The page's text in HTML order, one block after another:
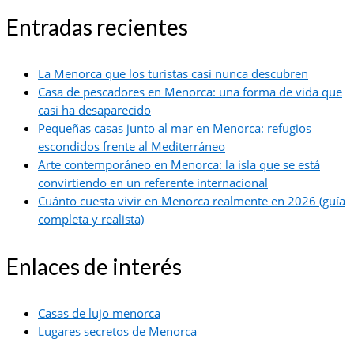
Entradas recientes
La Menorca que los turistas casi nunca descubren
Casa de pescadores en Menorca: una forma de vida que
casi ha desaparecido
Pequeñas casas junto al mar en Menorca: refugios
escondidos frente al Mediterráneo
Arte contemporáneo en Menorca: la isla que se está
convirtiendo en un referente internacional
Cuánto cuesta vivir en Menorca realmente en 2026 (guía
completa y realista)
Enlaces de interés
Casas de lujo menorca
Lugares secretos de Menorca